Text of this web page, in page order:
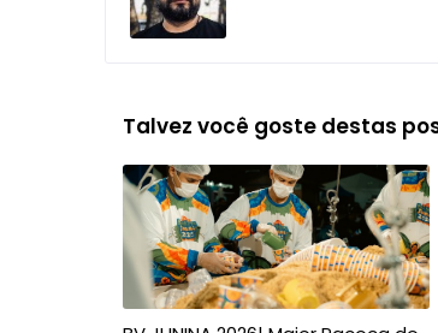
Talvez você goste destas